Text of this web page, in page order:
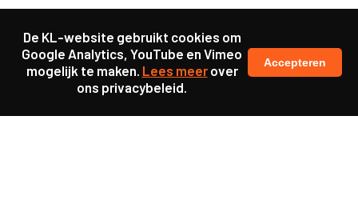
De KL-website gebruikt cookies om
Google Analytics, YouTube en Vimeo
mogelijk te maken. Lees meerover
ons privacybeleid.
Accepteren